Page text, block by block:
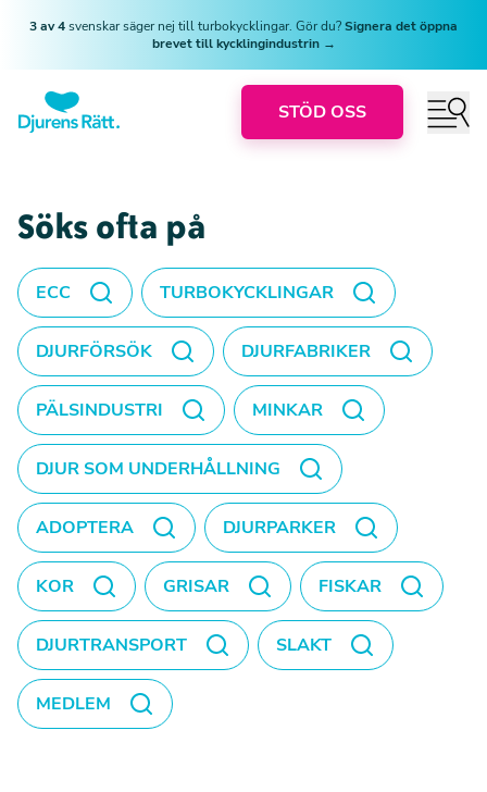
3 av 4svenskar säger nej till turbokycklingar. Gör du?Signera det öppna
brevet till kycklingindustrin →
STÖD OSS
Söks ofta på
ECC TURBOKYCKLINGAR
DJURFÖRSÖK DJURFABRIKER
PÄLSINDUSTRI MINKAR
DJUR SOM UNDERHÅLLNING
ADOPTERA DJURPARKER
KOR GRISAR FISKAR
DJURTRANSPORT SLAKT
MEDLEM